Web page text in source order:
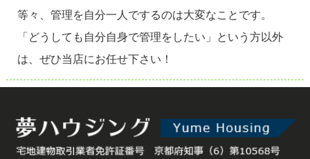
等々、管理を自分一人でするのは大変なことです。
「どうしても自分自身で管理をしたい」という方以外
は、ぜひ当店にお任せ下さい！